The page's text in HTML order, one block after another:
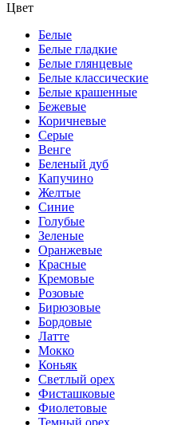
Цвет
Белые
Белые гладкие
Белые глянцевые
Белые классические
Белые крашенные
Бежевые
Коричневые
Серые
Венге
Беленый дуб
Капучино
Желтые
Синие
Голубые
Зеленые
Оранжевые
Красные
Кремовые
Розовые
Бирюзовые
Бордовые
Латте
Мокко
Коньяк
Светлый орех
Фисташковые
Фиолетовые
Темный орех